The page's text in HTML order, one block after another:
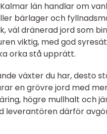
län handlar om
bärlager och
väl dränerad jord som
viktig, med god
orka stå upprätt.
växter du har, desto
en grövre jord med
högre mullhalt och
leverantören därför